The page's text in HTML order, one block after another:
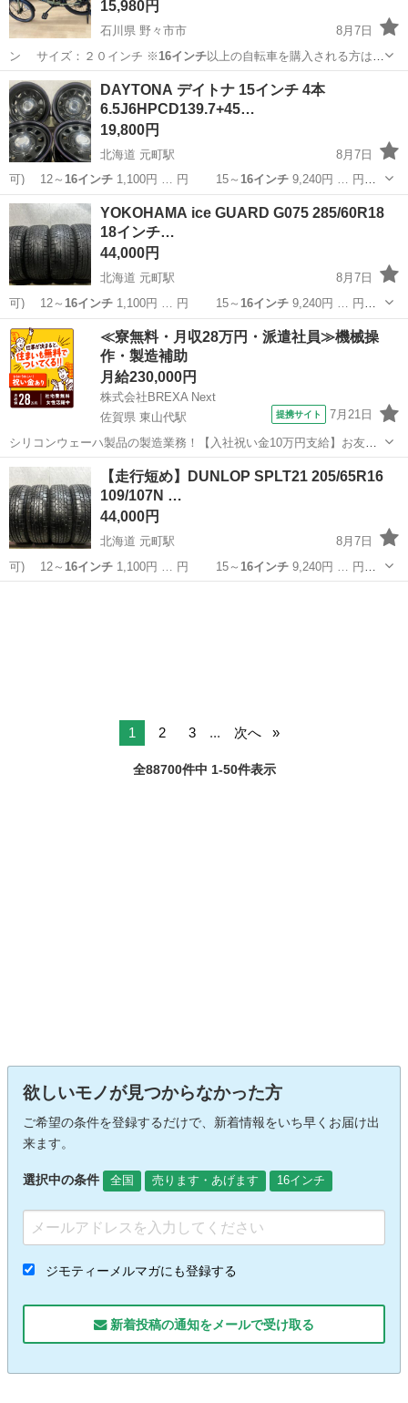
15,980円
石川県 野々市市
8月7日
ン サイズ：２０インチ ※ 16インチ以上の自転車を購入される方は、
自転車…
石川 野々市市 サカイ
DAYTONA デイトナ 15インチ 4本
6.5J6HPCD139.7+45…
19,800円
北海道 元町駅
8月7日
可) 12～ 16インチ1,100円 … 円 15～ 16インチ9,240円 … 円
15～16インチ10,560円… 】 15～16インチ11,880円… ■組
替16インチ まで 1,10...
北海道 札幌市 元町駅 タイヤ、ホイール ホイール
YOKOHAMA ice GUARD G075 285/60R18
18インチ…
44,000円
北海道 元町駅
8月7日
可) 12～ 16インチ1,100円 … 円 15～ 16インチ9,240円 … 円
15～16インチ10,560円… 】 15～16インチ11,880円… ■組
替16インチ まで 1,10...
北海道 札幌市 元町駅 タイヤ、ホイール 18インチ
≪寮無料・月収28万円・派遣社員≫機械操
作・製造補助
月給230,000円
株式会社BREXA Next
佐賀県 東山代駅
提携サイト 7月21日
シリコンウェーハ製品の製造業務！【入社祝い金10万円支給】お友達
やカップルとの応募OK◎年間休日129日＆休出なしでプライベート充
実♪業務はクリーンルームで快適作業◎自社正社員登用制度あり★1食
300円～の格安食堂あり！《佐...
佐賀 伊万里市 東山代駅
【走行短め】DUNLOP SPLT21 205/65R16
109/107N …
44,000円
北海道 元町駅
8月7日
可) 12～ 16インチ1,100円 … 円 15～ 16インチ9,240円 … 円
15～16インチ10,560円… 】 15～16インチ11,880円… ■組
1 2 3 ... 次へ
全88700件中 1-50件表示
欲しいモノが見つからなかった方
ご希望の条件を登録するだけで、新着情報をいち早くお届け出
来ます。
選択中の条件 全国 売ります・あげます 16インチ
ジモティーメルマガにも登録する
新着投稿の通知をメールで受け取る